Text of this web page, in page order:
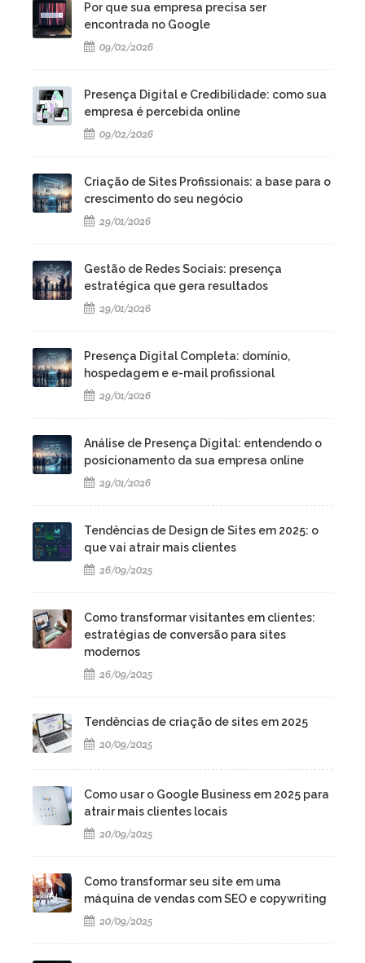
Por que sua empresa precisa ser
encontrada no Google
09/02/2026
Presença Digital e Credibilidade: como sua
empresa é percebida online
09/02/2026
Criação de Sites Profissionais: a base para o
crescimento do seu negócio
29/01/2026
Gestão de Redes Sociais: presença
estratégica que gera resultados
29/01/2026
Presença Digital Completa: domínio,
hospedagem e e-mail profissional
29/01/2026
Análise de Presença Digital: entendendo o
posicionamento da sua empresa online
29/01/2026
Tendências de Design de Sites em 2025: o
que vai atrair mais clientes
26/09/2025
Como transformar visitantes em clientes:
estratégias de conversão para sites
modernos
26/09/2025
Tendências de criação de sites em 2025
20/09/2025
Como usar o Google Business em 2025 para
atrair mais clientes locais
20/09/2025
Como transformar seu site em uma
máquina de vendas com SEO e copywriting
20/09/2025